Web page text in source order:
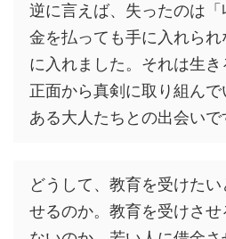
逆に言えば、失ったのは
金を払っても手に入れら
に入れました。それは生
正面から真剣に取り組ん
ある大人たちとの出会いで
どうして、教育を受けた
せるのか。教育を受けさ